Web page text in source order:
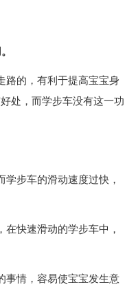
路的，有利于提高宝宝身
处，而学步车没有这一功
步车的滑动速度过快，
快速滑动的学步车中，
事情，容易使宝宝发生意